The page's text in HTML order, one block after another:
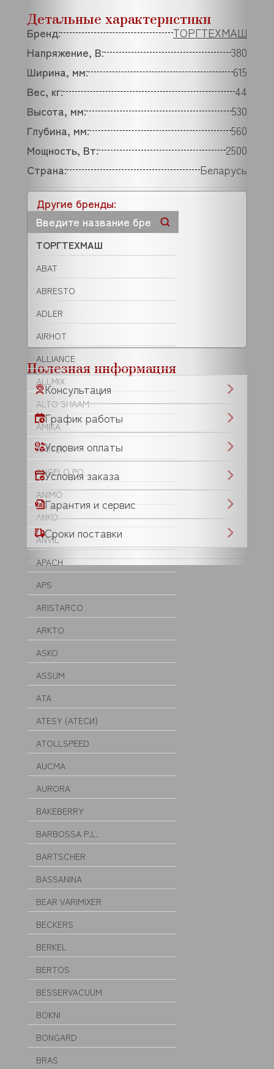
Другие бренды:
ТОРГТЕХМАШ
ABAT
ABRESTO
ADLER
AIRHOT
ALLIANCE
ALLMIX
ALTO SHAAM
AMIKA
AMITEK
ANGELO PO
ANIMO
ANKO
ANVIL
APACH
APS
ARISTARCO
ARKTO
ASKO
ASSUM
ATA
ATESY (АТЕСИ)
ATOLLSPEED
AUCMA
AURORA
BAKEBERRY
BARBOSSA P.L.
BARTSCHER
BASSANINA
BEAR VARIMIXER
BECKERS
BERKEL
BERTOS
BESSERVACUUM
BOKNI
BONGARD
BRAS
Детальные характеристики
Бренд:
ТОРГТЕХМАШ
Напряжение, В:
380
Ширина, мм:
615
Вес, кг:
44
Высота, мм:
530
Глубина, мм:
560
Мощность, Вт:
2500
Страна:
Беларусь
Полезная информация
Консультация
График работы
Условия оплаты
Условия заказа
Гарантия и сервис
Сроки поставки